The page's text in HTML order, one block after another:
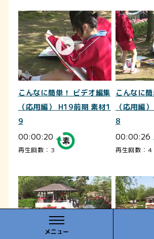
メニュー
こんなに簡単！ ビデオ編集
（応用編） H19前期 素材1
9
00:00:20
再生回数：3
こんなに
（応用編
8
00:00:26
再生回数：4